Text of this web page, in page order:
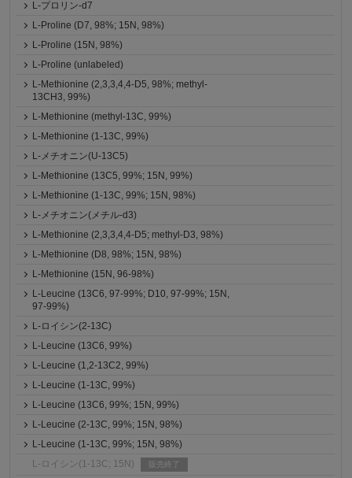
L-プロリン-d7
L-Proline (D7, 98%; 15N, 98%)
L-Proline (15N, 98%)
L-Proline (unlabeled)
L-Methionine (2,3,3,4,4-D5, 98%; methyl-
13CH3, 99%)
L-Methionine (methyl-13C, 99%)
L-Methionine (1-13C, 99%)
L-メチオニン(U-13C5)
L-Methionine (13C5, 99%; 15N, 99%)
L-Methionine (1-13C, 99%; 15N, 98%)
L-メチオニン(メチル-d3)
L-Methionine (2,3,3,4,4-D5; methyl-D3, 98%)
L-Methionine (D8, 98%; 15N, 98%)
L-Methionine (15N, 96-98%)
L-Leucine (13C6, 97-99%; D10, 97-99%; 15N,
97-99%)
L-ロイシン(2-13C)
L-Leucine (13C6, 99%)
L-Leucine (1,2-13C2, 99%)
L-Leucine (1-13C, 99%)
L-Leucine (13C6, 99%; 15N, 99%)
L-Leucine (2-13C, 99%; 15N, 98%)
L-Leucine (1-13C, 99%; 15N, 98%)
L-ロイシン(1-13C; 15N)
販売終了